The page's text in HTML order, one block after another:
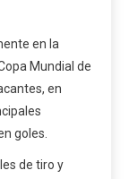
en la
Mundial de
en
goles.
de tiro y